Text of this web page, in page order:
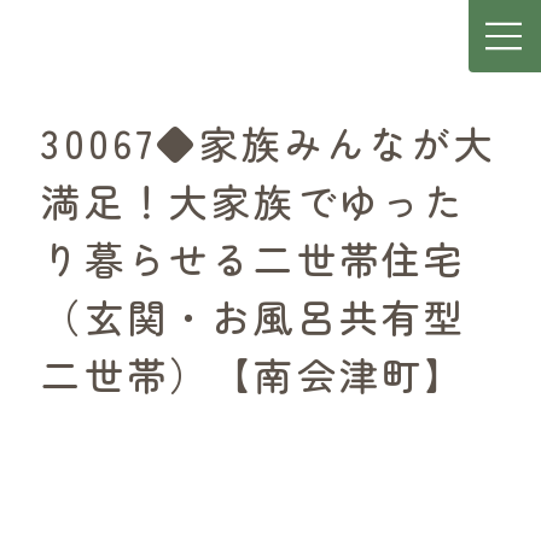
30067◆家族みんなが大
満足！大家族でゆった
り暮らせる二世帯住宅
（玄関・お風呂共有型
二世帯）【南会津町】